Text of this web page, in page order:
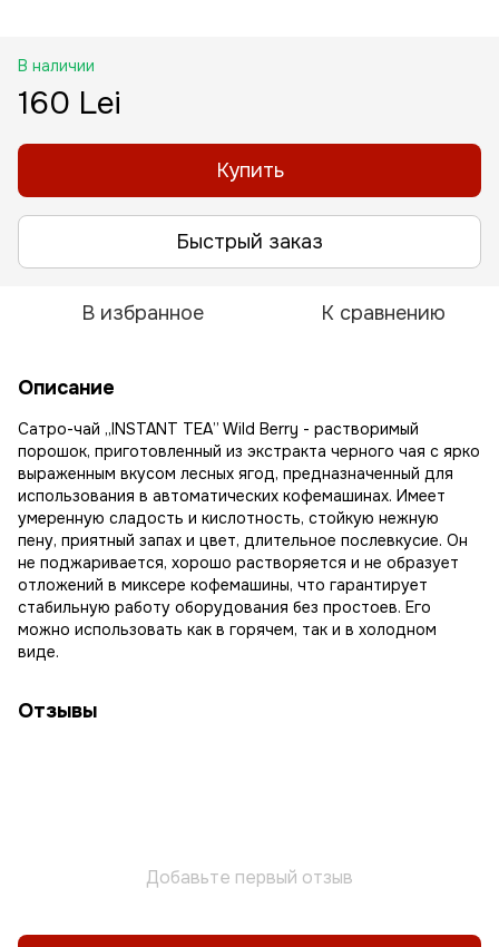
В наличии
160 Lei
Купить
Быстрый заказ
В избранное К сравнению
Описание
Сатро-чай „INSTANT TEA” Wild Berry - растворимый
порошок, приготовленный из экстракта черного чая с ярко
выраженным вкусом лесных ягод, предназначенный для
использования в автоматических кофемашинах. Имеет
умеренную сладость и кислотность, стойкую нежную
пену, приятный запах и цвет, длительное послевкусие. Он
не поджаривается, хорошо растворяется и не образует
отложений в миксере кофемашины, что гарантирует
стабильную работу оборудования без простоев. Его
можно использовать как в горячем, так и в холодном
виде.
Отзывы
Добавьте первый отзыв